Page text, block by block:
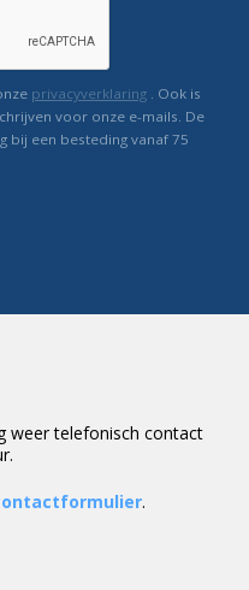
privacyverklaring . Ook is
voor onze e-mails. De
bij een besteding vanaf 75
weer telefonisch contact
.